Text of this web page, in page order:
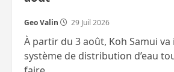
Geo Valin 29 Juil 2026
À partir du 3 août, Koh Samui
système de distribution d’eau